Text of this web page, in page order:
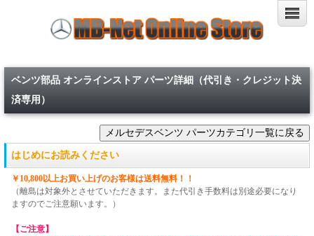
ベンツ部品 オンラインストア パーツ詳細（代引き・クレジット決
済専用）
はじめにお読みください
￥10,800以上お買い上げのお客様は送料無料！！
（離島は対象外とさせていただきます。また代引き手数料は別途必要になり
ますのでご注意願います。）
【ご注意】